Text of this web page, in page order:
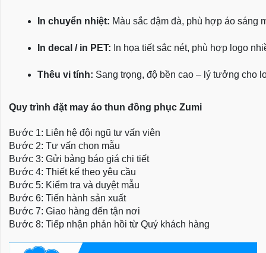
In chuyển nhiệt: Màu sắc đậm đà, phù hợp áo sáng
In decal / in PET: In họa tiết sắc nét, phù hợp logo
Thêu vi tính: Sang trọng, độ bền cao – lý tưởng cho
Quy trình đặt may áo thun đồng phục Zumi
Bước 1: Liên hệ đội ngũ tư vấn viên
Bước 2: Tư vấn chọn mẫu
Bước 3: Gửi bảng báo giá chi tiết
Bước 4: Thiết kế theo yêu cầu
Bước 5: Kiểm tra và duyệt mẫu
Bước 6: Tiến hành sản xuất
Bước 7: Giao hàng đến tận nơi
Bước 8: Tiếp nhận phản hồi từ Quý khách hàng